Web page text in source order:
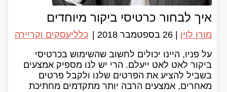
איך לבחור כרטיסי ביקור מיוחדים
מורן לוין 26 בספטמבר 2018 כלליעסקים וקריירה
על פניו, היינו יכולים לחשוב שהשימוש בכרטיסי
ביקור לאט לאט ייעלם. הרי יש לנו מספיק אמצעים
בשביל להציע את הפרטים שלנו ולקבל פרטים
מאחרים, אמצעים הרבה יותר מתקדמים מחתיכת